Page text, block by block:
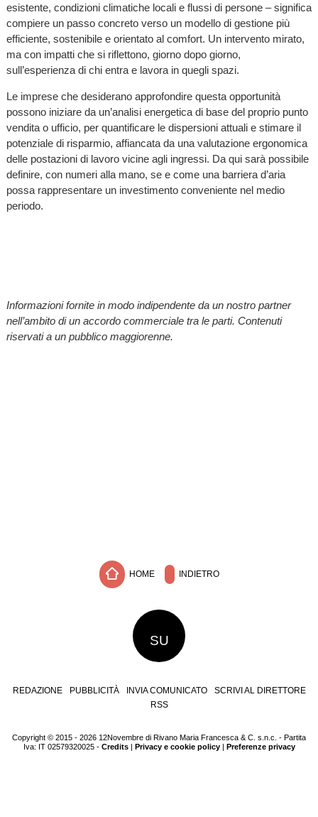
esistente, condizioni climatiche locali e flussi di persone – significa
compiere un passo concreto verso un modello di gestione più
efficiente, sostenibile e orientato al comfort. Un intervento mirato,
ma con impatti che si riflettono, giorno dopo giorno,
sull’esperienza di chi entra e lavora in quegli spazi.
Le imprese che desiderano approfondire questa opportunità
possono iniziare da un’analisi energetica di base del proprio punto
vendita o ufficio, per quantificare le dispersioni attuali e stimare il
potenziale di risparmio, affiancata da una valutazione ergonomica
delle postazioni di lavoro vicine agli ingressi. Da qui sarà possibile
definire, con numeri alla mano, se e come una barriera d’aria
possa rappresentare un investimento conveniente nel medio
periodo.
Informazioni fornite in modo indipendente da un nostro partner
nell’ambito di un accordo commerciale tra le parti. Contenuti
riservati a un pubblico maggiorenne.
HOME INDIETRO
SU
REDAZIONE PUBBLICITÀ INVIA COMUNICATO
SCRIVI AL DIRETTORE
RSS
Copyright © 2015 - 2026 12Novembre di Rivano Maria Francesca & C. s.n.c. - Partita
Iva: IT 02579320025 - Credits| Privacy e cookie policy| Preferenze privacy